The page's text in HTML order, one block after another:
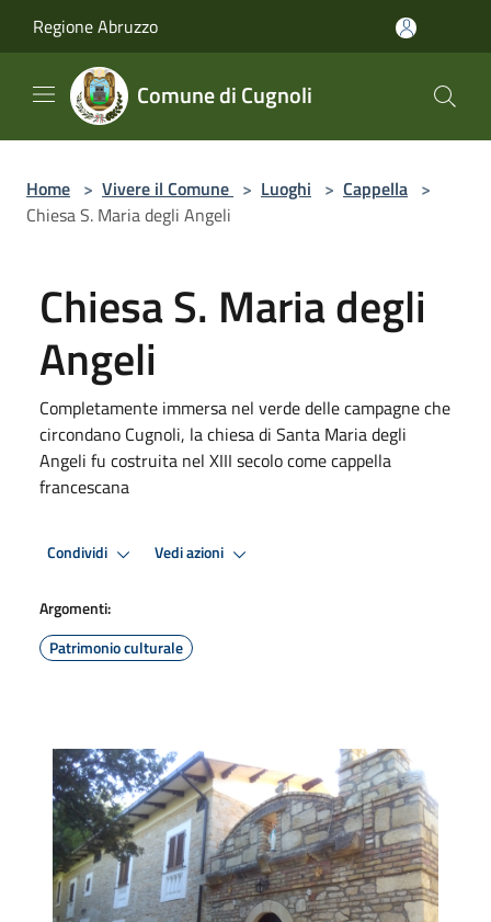
Regione Abruzzo
Comune di Cugnoli
Home > Vivere il Comune > Luoghi > Cappella >
Chiesa S. Maria degli Angeli
Chiesa S. Maria degli
Angeli
Completamente immersa nel verde delle campagne che
circondano Cugnoli, la chiesa di Santa Maria degli
Angeli fu costruita nel XIII secolo come cappella
francescana
Condividi Vedi azioni
Argomenti:
Patrimonio culturale